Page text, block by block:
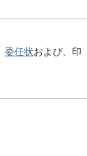
委任状および、印